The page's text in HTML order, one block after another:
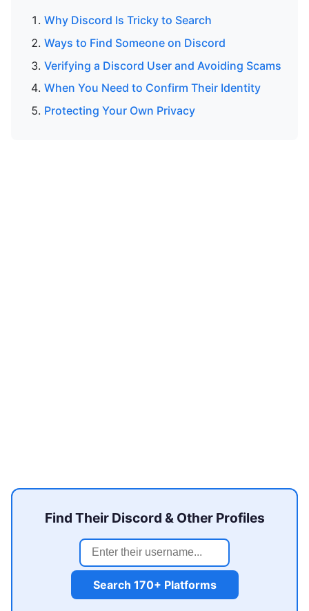
Why Discord Is Tricky to Search
Ways to Find Someone on Discord
Verifying a Discord User and Avoiding Scams
When You Need to Confirm Their Identity
Protecting Your Own Privacy
Find Their Discord & Other Profiles
Search 170+ Platforms